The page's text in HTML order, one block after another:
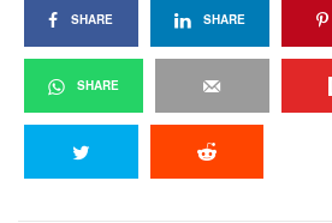
SHARE SHARE
SHARE